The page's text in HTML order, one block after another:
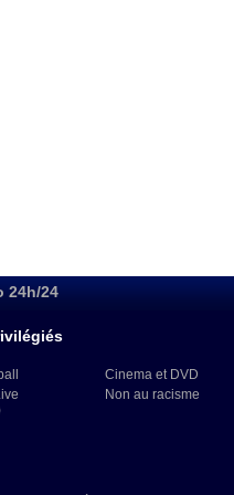
24h/24
Cinema et DVD
Non au racisme